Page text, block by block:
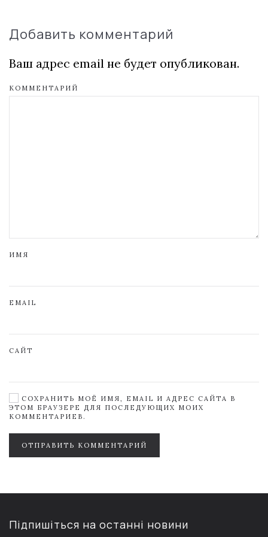
Добавить комментарий
Ваш адрес email не будет опубликован.
КОММЕНТАРИЙ
ИМЯ
EMAIL
САЙТ
СОХРАНИТЬ МОЁ ИМЯ, EMAIL И АДРЕС САЙТА В
ЭТОМ БРАУЗЕРЕ ДЛЯ ПОСЛЕДУЮЩИХ МОИХ
КОММЕНТАРИЕВ.
ОТПРАВИТЬ КОММЕНТАРИЙ
Підпишіться на останні новини